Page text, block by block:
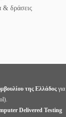
& δράσεις
της Ελλάδοςγια
Delivered Testing